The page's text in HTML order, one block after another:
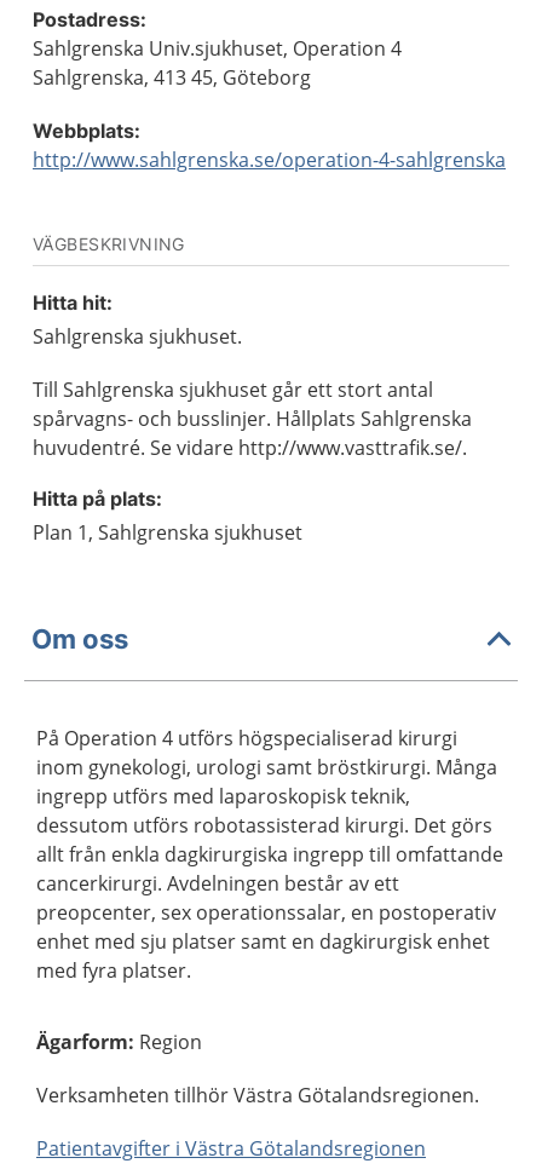
Postadress:
Sahlgrenska Univ.sjukhuset, Operation 4
Sahlgrenska, 413 45, Göteborg
Webbplats:
http://www.sahlgrenska.se/operation-4-sahlgrenska
VÄGBESKRIVNING
Hitta hit:
Sahlgrenska sjukhuset.
Till Sahlgrenska sjukhuset går ett stort antal
spårvagns- och busslinjer. Hållplats Sahlgrenska
huvudentré. Se vidare http://www.vasttrafik.se/.
Hitta på plats:
Plan 1, Sahlgrenska sjukhuset
Om oss
På Operation 4 utförs högspecialiserad kirurgi
inom gynekologi, urologi samt bröstkirurgi. Många
ingrepp utförs med laparoskopisk teknik,
dessutom utförs robotassisterad kirurgi. Det görs
allt från enkla dagkirurgiska ingrepp till omfattande
cancerkirurgi. Avdelningen består av ett
preopcenter, sex operationssalar, en postoperativ
enhet med sju platser samt en dagkirurgisk enhet
med fyra platser.
Ägarform: Region
Verksamheten tillhör Västra Götalandsregionen.
Patientavgifter i Västra Götalandsregionen